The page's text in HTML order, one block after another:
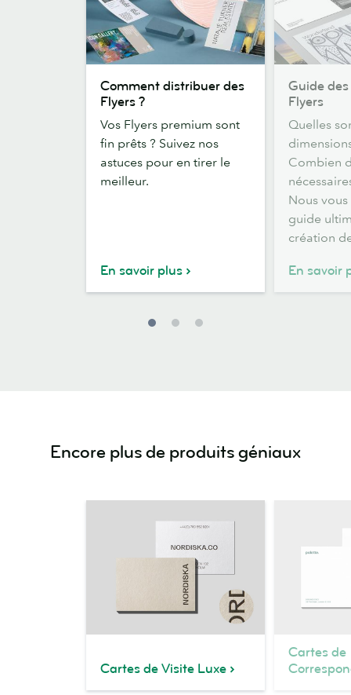
distribuer
des
Flyers
Comment distribuer des
Flyers ?
Vos Flyers premium sont
fin prêts ? Suivez nos
astuces pour en tirer le
meilleur.
En savoir plus
des
dimensions
Flyers
Guide
Flyers
Quelles
Combien
Nous
guide
création
En savoir
Encore plus de produits géniaux
Cartes de Visite Luxe
Cartes de